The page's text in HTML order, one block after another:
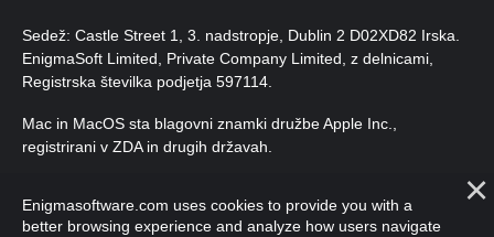
Sedež: Castle Street 1, 3. nadstropje, Dublin 2 D02XD82 Irska.
EnigmaSoft Limited, Private Company Limited, z delnicami,
Registrska številka podjetja 597114.
Mac in MacOS sta blagovni znamki družbe Apple Inc.,
registrirani v ZDA in drugih državah.
pridržane.
Enigmasoftware.com uses cookies to provide you with a
better browsing experience and analyze how users navigate